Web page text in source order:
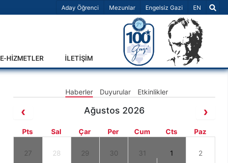
Aday Öğrenci Mezunlar Engelsiz Gazi Dil Seçiniz
EN
E-HİZMETLER İLETİŞİM
Haberler Duyurular Etkinlikler
Ağustos 2026
Pts Sal Çar Per Cum Cts Paz
27 28 29 30 31 1 2